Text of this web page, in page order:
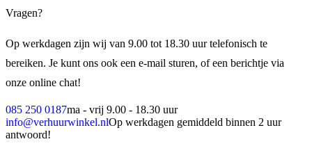
Vragen?
Op werkdagen zijn wij van 9.00 tot 18.30 uur telefonisch te
bereiken. Je kunt ons ook een e-mail sturen, of een berichtje via
onze online chat!
085 250 0187ma - vrij 9.00 - 18.30 uur
info@verhuurwinkel.nlOp werkdagen gemiddeld binnen 2 uur
antwoord!